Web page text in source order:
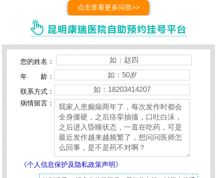
点击查看更多问答>>
您的姓名：
年 龄：
联系方式：
病情留言：
《个人信息保护及隐私政策声明》